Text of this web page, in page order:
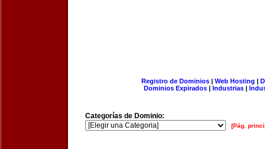
Registro de Dominios| Web Hosting |
Dominios Expirados | Industrias |
Categorías de Dominio:
[Pág.